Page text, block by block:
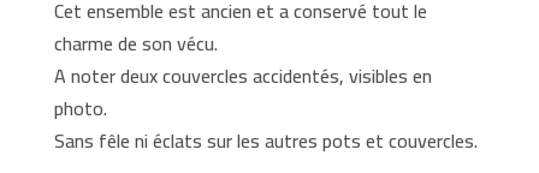
Cet ensemble est ancien et a conservé tout le
charme de son vécu.
A noter deux couvercles accidentés, visibles en
photo.
Sans fêle ni éclats sur les autres pots et couvercles.